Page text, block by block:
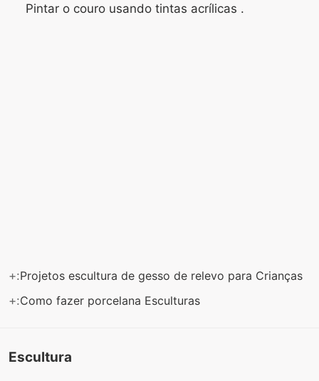
Pintar o couro usando tintas acrílicas .
+:Projetos escultura de gesso de relevo para Crianças
+:Como fazer porcelana Esculturas
Escultura